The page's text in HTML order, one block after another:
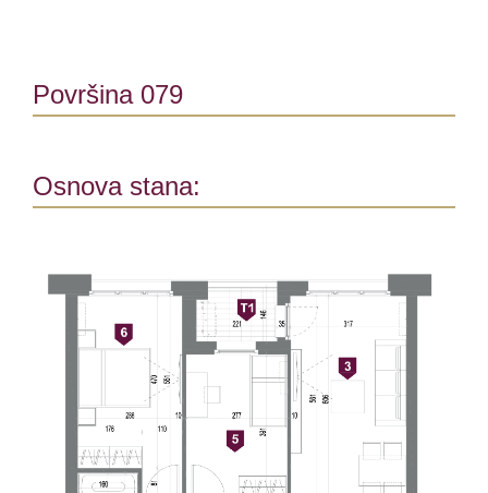
Površina 079
Osnova stana: